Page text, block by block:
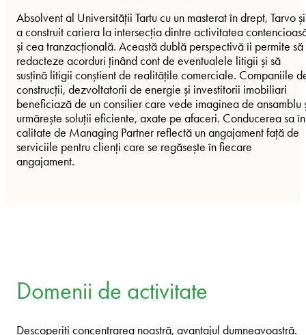
Absolvent al Universității Tartu cu un masterat în drept, Tarvo
a construit cariera la intersecția dintre activitatea
și cea tranzacțională. Această dublă perspectivă îi permite să
redacteze acorduri ținând cont de eventualele litigii și să
susțină litigii conștient de realitățile comerciale. Companiile
construcții, dezvoltatorii de energie și investitorii imobiliari
beneficiază de un consilier care vede imaginea de ansamblu
urmărește soluții eficiente, axate pe afaceri. Conducerea sa în
calitate de Managing Partner reflectă un angajament față de
serviciile pentru clienți care se regăsește în fiecare
angajament.
Domenii de activitate
Descoperiți concentrarea noastră, avantajul dumneavoastră.